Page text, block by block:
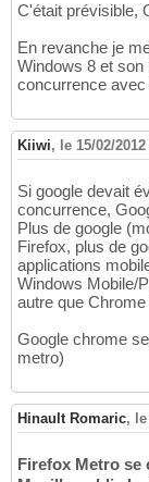
C'était prévisible,
En revanche je
Windows 8 et son
concurrence avec
Kiiwi, le 15/02/
Si google devait
concurrence,
Plus de google
Firefox, plus de
applications
Windows Mobile/
autre que
Google chrome
metro)
Hinault Romaric,
Firefox Metro se